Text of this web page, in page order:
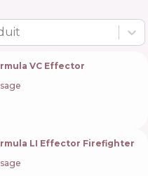
VC Effector
LI Effector Firefighter